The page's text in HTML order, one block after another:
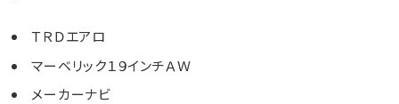
ＴＲＤエアロ
マーベリック１９インチＡＷ
メーカーナビ